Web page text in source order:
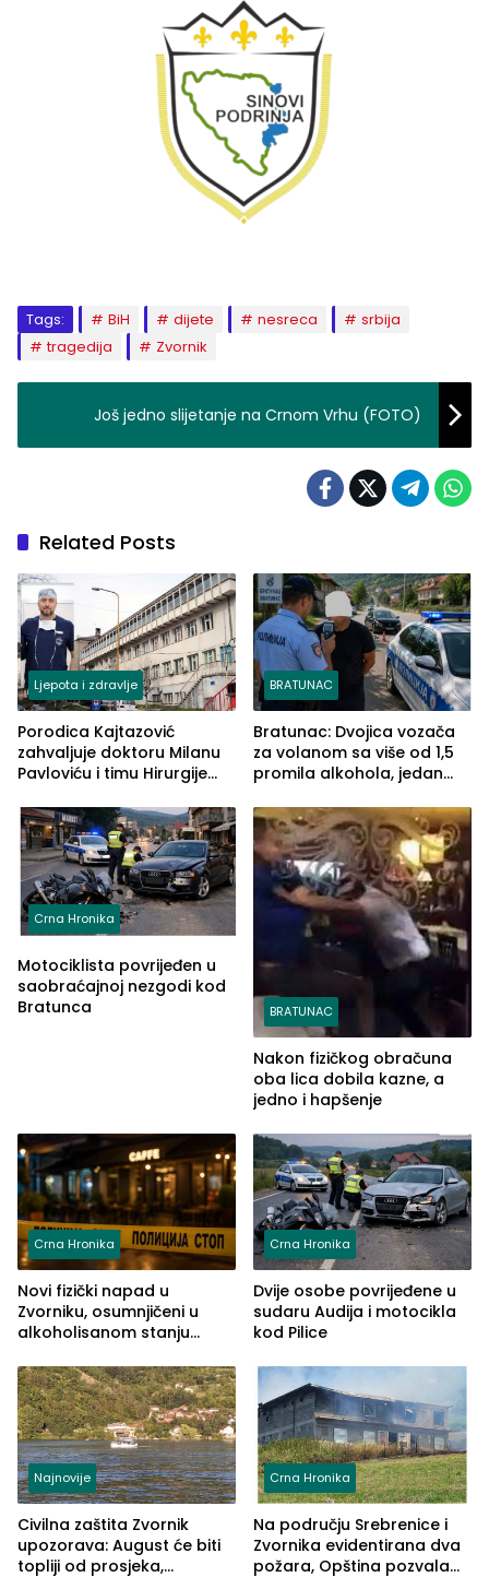
Tags: BiH dijete nesreca
srbija
tragedija
Zvornik
Još jedno slijetanje na Crnom Vrhu (FOTO)
Related Posts
Ljepota i zdravlje
Porodica Kajtazović
zahvaljuje doktoru Milanu
Pavloviću i timu Hirurgije
život koji nema cijenu“
BRATUNAC
Bratunac: Dvojica vozača
za volanom sa više od 1,5
promila alkohola, jedan
Crna Hronika
Motociklista povrijeđen u
saobraćajnoj nezgodi kod
Bratunca
BRATUNAC
Nakon fizičkog obračuna
oba lica dobila kazne, a
jedno i hapšenje
Crna Hronika
Novi fizički napad u
Zvorniku, osumnjičeni u
alkoholisanom stanju
telefon
Crna Hronika
Dvije osobe povrijeđene u
sudaru Audija i motocikla
kod Pilice
Najnovije
Civilna zaštita Zvornik
upozorava: August će biti
topliji od prosjeka,
Crna Hronika
Na području Srebrenice i
Zvornika evidentirana dva
požara, Opština pozvala